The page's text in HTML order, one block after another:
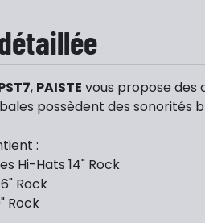
, PAISTE vous propose des
possèdent des sonorités
:
Hi-Hats 14" Rock
Rock
Rock